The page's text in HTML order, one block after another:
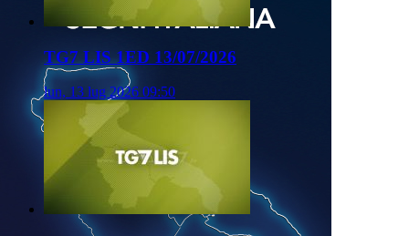
TG7 LIS 1ED 13/07/2026
lun, 13 lug 2026 09:50